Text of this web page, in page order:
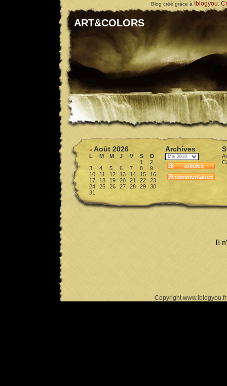
Blog créé grâce à Iblogyou
ART&COLORS
« Août 2026
L M M J V S
D
1
2
3
4 5 6 7 8
9
10
11 12 13 14 15
16
17
18 19 20 21 22
23
24
25 26 27 28 29
30
31
Archives
Il
Copyright